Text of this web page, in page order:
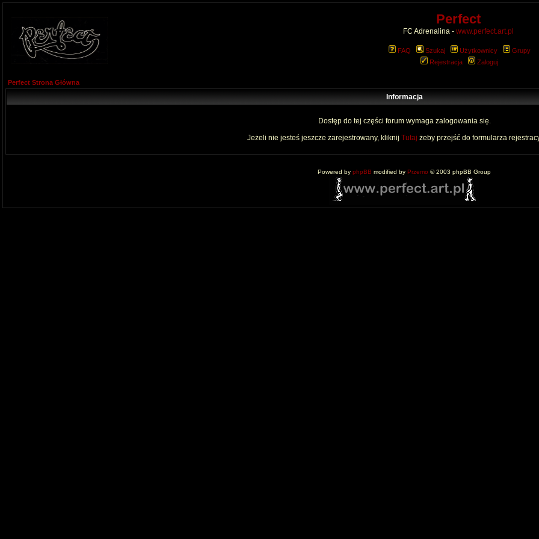
Perfect
FC Adrenalina - www.perfect.art.pl
FAQ Szukaj Użytkownicy
Grupy
Rejestracja
Zaloguj
Perfect Strona Główna
Informacja
Dostęp do tej części forum wymaga zalogowania się.
Jeżeli nie jesteś jeszcze zarejestrowany, kliknij Tutaj żeby przejść do formularza
Powered by phpBB modified by Przemo © 2003 phpBB Group